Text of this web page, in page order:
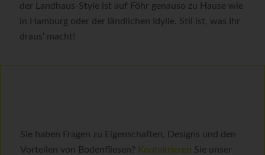
der Landhaus-Style ist auf Föhr genauso zu Hause wie
in Hamburg oder der ländlichen Idylle. Stil ist, was Ihr
draus‘ macht!
Sie haben Fragen zu Eigenschaften, Designs und den
Vorteilen von Bodenfliesen? Kontaktieren Sie unser